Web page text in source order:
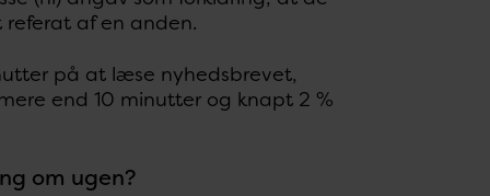
af en anden.
på at læse nyhedsbrevet,
end 10 minutter og knapt 2 %
om ugen?